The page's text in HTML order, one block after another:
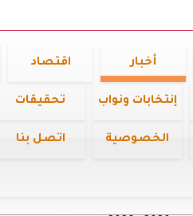
أخبار اقتصاد
إنتخابات ونواب تحقيقات
الخصوصية اتصل بنا